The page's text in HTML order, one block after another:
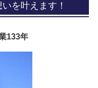
を叶えます！
133年